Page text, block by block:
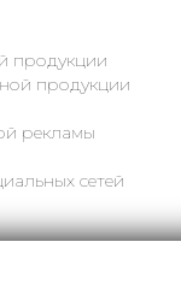
продукции
продукции
рекламы
сетей